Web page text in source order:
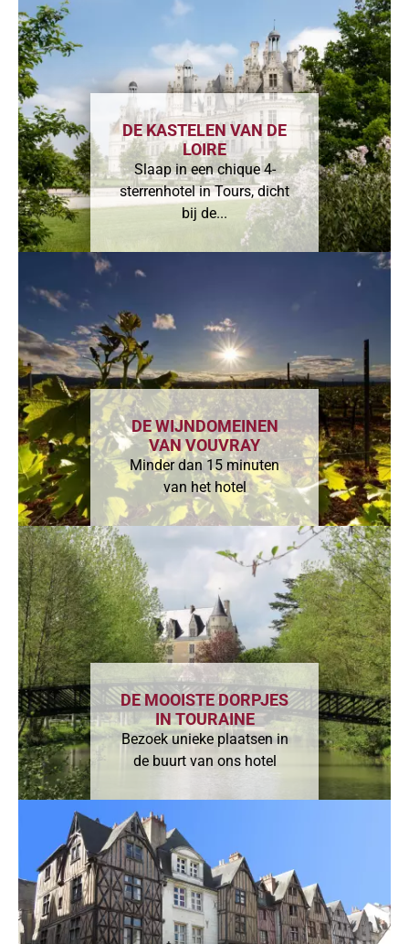
DE KASTELEN VAN DE
LOIRE
Slaap in een chique 4-
sterrenhotel in Tours, dicht
bij de...
DE WIJNDOMEINEN
VAN VOUVRAY
Minder dan 15 minuten
van het hotel
DE MOOISTE DORPJES
IN TOURAINE
Bezoek unieke plaatsen in
de buurt van ons hotel